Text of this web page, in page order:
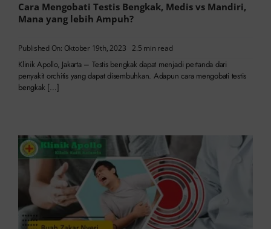
Cara Mengobati Testis Bengkak, Medis vs Mandiri,
Mana yang lebih Ampuh?
Published On: Oktober 19th, 2023 2.5 min read
Klinik Apollo, Jakarta – Testis bengkak dapat menjadi pertanda dari
penyakit orchitis yang dapat disembuhkan. Adapun cara mengobati testis
bengkak […]